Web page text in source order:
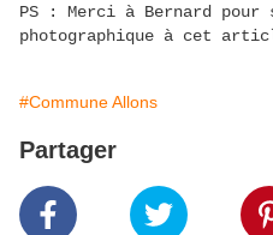
PS : Merci à Bernard
photographique à cet
#Commune Allons
Partager